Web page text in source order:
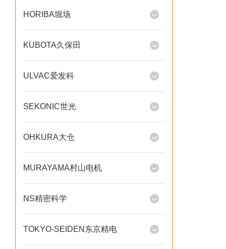
HORIBA堀场
KUBOTA久保田
ULVAC爱发科
SEKONIC世光
OHKURA大仓
MURAYAMA村山电机
NS精密科学
TOKYO-SEIDEN东京精电